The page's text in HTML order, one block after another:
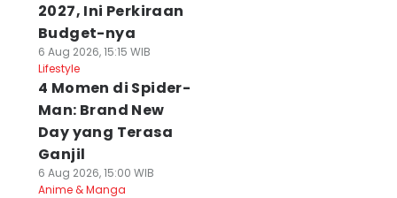
2027, Ini Perkiraan
Budget-nya
6 Aug 2026, 15:15 WIB
Lifestyle
4 Momen di Spider-
Man: Brand New
Day yang Terasa
Ganjil
6 Aug 2026, 15:00 WIB
Anime & Manga